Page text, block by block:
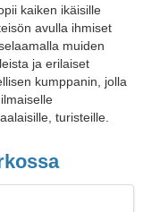
kaiken ikäisille
avulla ihmiset
muiden
ja erilaiset
kumppanin, jolla
turisteille.